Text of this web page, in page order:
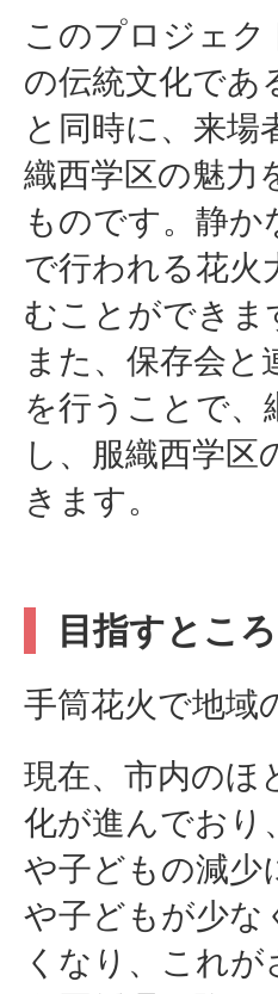
このプロジェク
の伝統文化であ
と同時に、来場
織西学区の魅力
ものです。静か
で行われる花火
むことができま
また、保存会と
を行うことで、
し、服織西学
きます。
目指すところ
手筒花火で地域
現在、市内のほ
化が進んでおり
や子どもの減少
や子どもが少な
くなり、これ